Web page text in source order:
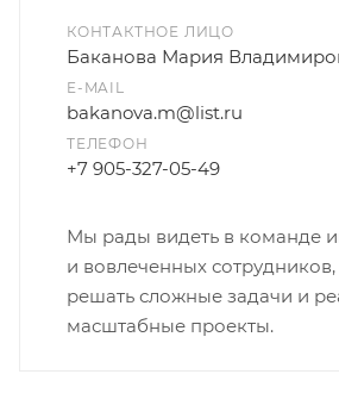
КОНТАКТНОЕ ЛИЦО
Баканова Мария
E-MAIL
bakanova.m@list.ru
ТЕЛЕФОН
+7 905-327-05-49
Мы рады видеть в команде
и вовлеченных
решать сложные задачи и
масштабные проекты.